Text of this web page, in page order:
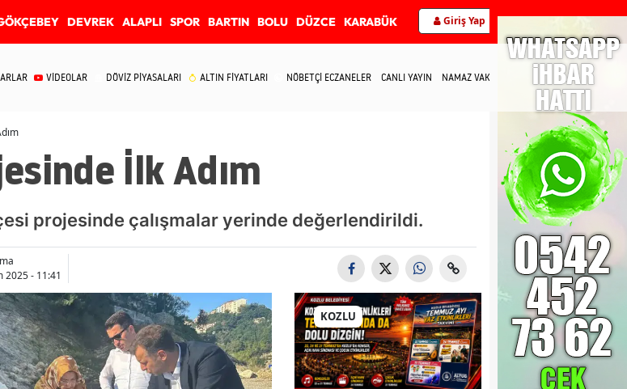
DEVREK ALAPLI SPOR BARTIN BOLU DÜZCE KARABÜK Giriş Yap
VİDEOLAR DÖVİZ PİYASALARI ALTIN FİYATLARI NÖBETÇİ ECZANELER CANLI YAYIN NAMAZ VAKİTLERİ İLETİŞİM
İlk Adım
projesinde çalışmalar yerinde değerlendirildi.
2025 - 11:41
KOZLU